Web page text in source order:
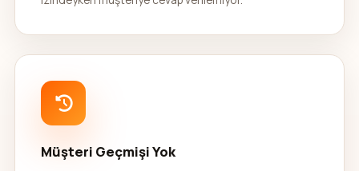
Müşteri Geçmişi Yok